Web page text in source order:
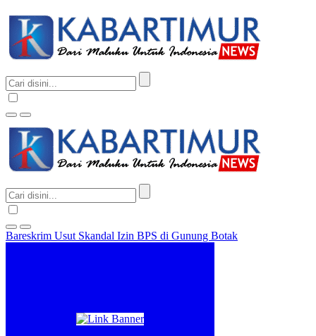
Bareskrim Usut Skandal Izin BPS di Gunung Botak